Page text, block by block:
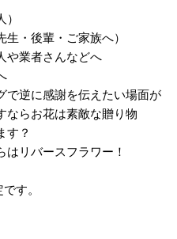
・後輩・ご家族へ）
や業者さんなどへ
で逆に感謝を伝えたい場面が
ならお花は素敵な贈り物
す？
リバースフラワー！
す。